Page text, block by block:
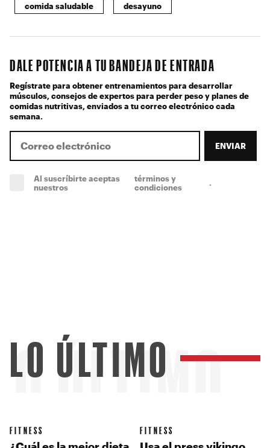
comida saludable desayuno
DALE POTENCIA A TU BANDEJA DE ENTRADA
Regístrate para obtener entrenamientos para desarrollar
músculos, consejos de expertos para perder peso y planes de
comidas nutritivas, enviados a tu correo electrónico cada
semana.
ENVIAR
Al suscríbirte aceptas
nuestros
términos y
condiciones
.
ÚLTIMO
LO ÚLTIMO
FITNESS FITNESS